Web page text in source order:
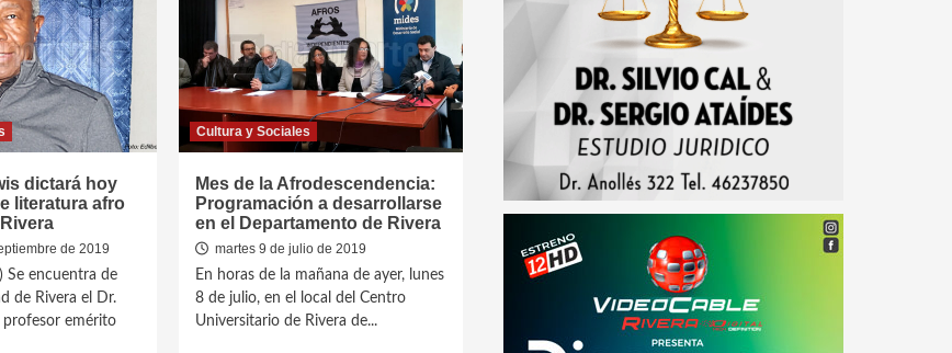
dictará hoy
literatura afro
de 2019
Se encuentra de
de Rivera el Dr.
profesor emérito
Cultura y Sociales
Mes de la Afrodescendencia:
Programación a desarrollarse
en el Departamento de Rivera
martes 9 de julio de 2019
En horas de la mañana de ayer, lunes
8 de julio, en el local del Centro
Universitario de Rivera de...